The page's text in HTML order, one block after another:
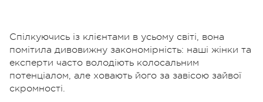
Спілкуючись із клієнтами в усьому світі, вона
помітила дивовижну закономірність: наші жінки та
експерти часто володіють колосальним
потенціалом, але ховають його за завісою зайвої
скромності.